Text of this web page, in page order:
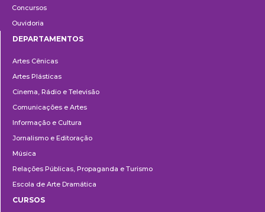
Concursos
Ouvidoria
DEPARTAMENTOS
Artes Cênicas
Artes Plásticas
Cinema, Rádio e Televisão
Comunicações e Artes
Informação e Cultura
Jornalismo e Editoração
Música
Relações Públicas, Propaganda e Turismo
Escola de Arte Dramática
CURSOS